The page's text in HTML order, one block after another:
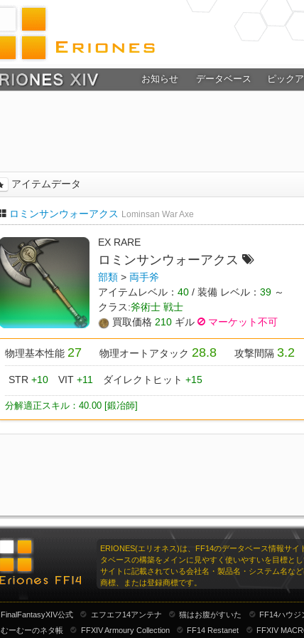
お知らせ データベース ピック
アイテムデータ
ロミンサンウォーアクス Lominsan War Axe
EX RARE
ロミンサンウォーアクス
部類 > 両手斧
アイテムレベル： 40 / 装備 レベル： 39 ～
クラス:斧術士 戦士
買取価格 210 ギル マーケット不可
物理基本性能 27 物理オートアタック 28.8 攻撃間隔 3.2
STR +10 VIT +11 ダイレクトヒット +15
分解適正スキル：40.00 [鍛冶師]
ERIONES(エリオネス)は、FF14のデータベース情報サイ
タベースの構築をメインに見やすく使いやすいを目標とし
サイトに記載されている会社名・製品名・システム名な
商標、または登録商標です。
FinalFantasyXIV公式 エフエフ14アンテナ 猫はお腹がすいた FF14ハウジ
むーむーのネタ帳
FFXIV Armoury Collection FF14 Restanet FFXIV